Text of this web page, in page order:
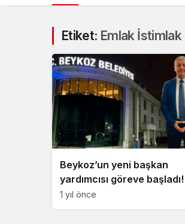
Etiket: Emlak İstimlak
Beykoz’un yeni başkan
yardımcısı göreve başladı!
1 yıl önce